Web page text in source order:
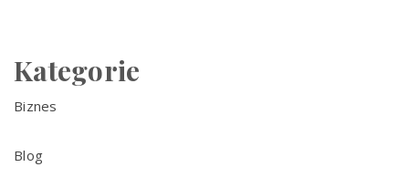
Kategorie
Biznes
Blog